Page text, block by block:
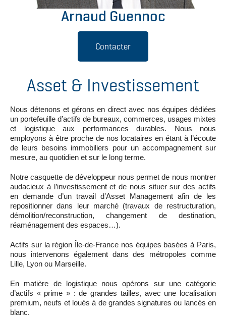
Arnaud Guennoc
Contacter
Asset & Investissement
Nous détenons et gérons en direct avec nos équipes dédiées
un portefeuille d’actifs de bureaux, commerces, usages mixtes
et logistique aux performances durables. Nous nous
employons à être proche de nos locataires en étant à l’écoute
de leurs besoins immobiliers pour un accompagnement sur
mesure, au quotidien et sur le long terme.
Notre casquette de développeur nous permet de nous montrer
audacieux à l’investissement et de nous situer sur des actifs
en demande d’un travail d’Asset Management afin de les
repositionner dans leur marché (travaux de restructuration,
démolition/reconstruction, changement de destination,
réaménagement des espaces…).
Actifs sur la région Île-de-France nos équipes basées à Paris,
nous intervenons également dans des métropoles comme
Lille, Lyon ou Marseille.
En matière de logistique nous opérons sur une catégorie
d’actifs « prime » : de grandes tailles, avec une localisation
premium, neufs et loués à de grandes signatures ou lancés en
blanc.